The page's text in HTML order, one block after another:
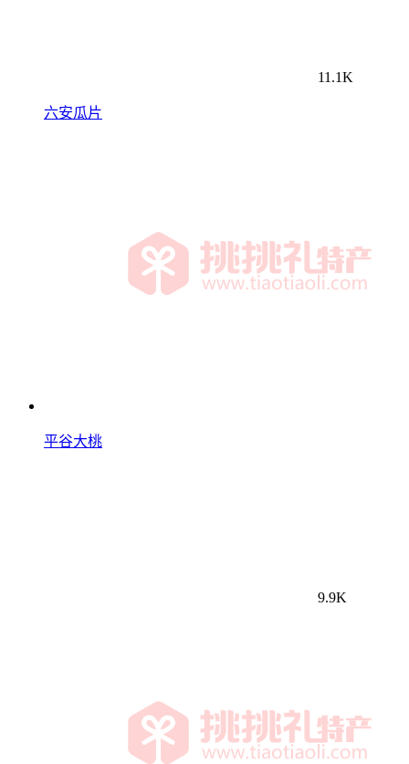
11.1K
六安瓜片
平谷大桃
9.9K